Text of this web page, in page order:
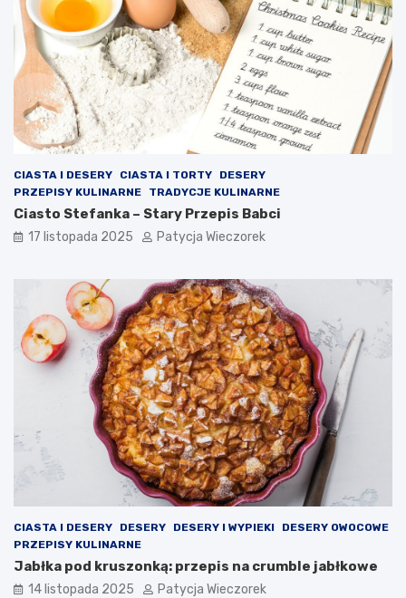
CIASTA I DESERY CIASTA I TORTY
DESERY
PRZEPISY KULINARNE
TRADYCJE KULINARNE
Ciasto Stefanka – Stary Przepis Babci
17 listopada 2025 Patycja Wieczorek
CIASTA I DESERY DESERY DESERY I WYPIEKI
DESERY OWOCOWE
PRZEPISY KULINARNE
Jabłka pod kruszonką: przepis na crumble jabłkowe
14 listopada 2025 Patycja Wieczorek